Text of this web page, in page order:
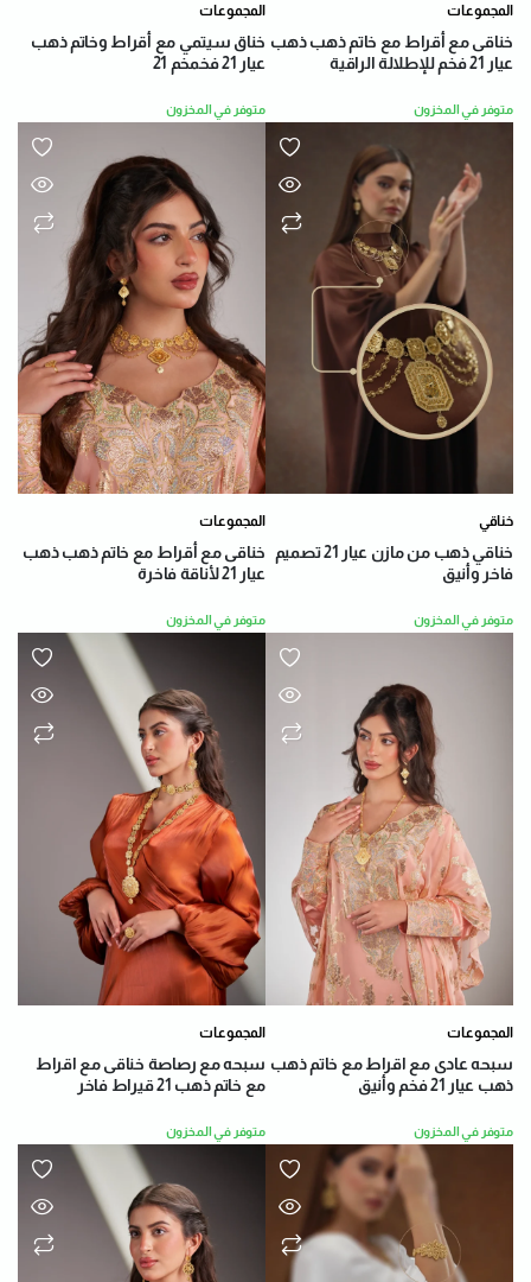
المجموعات
خناق سيتمي مع أقراط وخاتم ذهب
عيار 21 فخمخم 21
متوفر في المخزون
المجموعات
خناقى مع أقراط مع خاتم ذهب ذهب
عيار 21 فخم للإطلالة الراقية
متوفر في المخزون
المجموعات
خناقى مع أقراط مع خاتم ذهب ذهب
عيار 21 لأناقة فاخرة
متوفر في المخزون
خناقي
خناقي ذهب من مازن عيار 21 تصميم
فاخر وأنيق
متوفر في المخزون
المجموعات
سبحه مع رصاصة خناقى مع اقراط
مع خاتم ذهب 21 قيراط فاخر
متوفر في المخزون
المجموعات
سبحه عادى مع اقراط مع خاتم ذهب
ذهب عيار 21 فخم وأنيق
متوفر في المخزون